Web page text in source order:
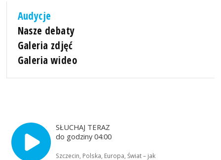
Audycje
Nasze debaty
Galeria zdjęć
Galeria wideo
SŁUCHAJ TERAZ
do godziny 04:00
Szczecin, Polska, Europa, Świat – jak